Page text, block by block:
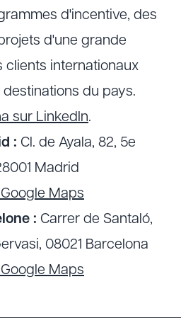
d'incentive, des
d'une grande
clients internationaux
du pays.
sur LinkedIn.
: Cl. de Ayala, 82, 5e
Madrid
Maps
: Carrer de Santaló,
08021 Barcelona
Maps